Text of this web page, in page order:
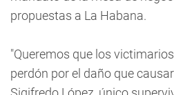
propuestas a La Habana.
"Queremos que los
perdón por el daño que